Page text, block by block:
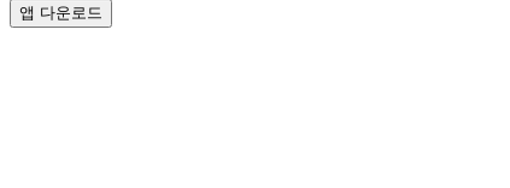
앱 다운로드